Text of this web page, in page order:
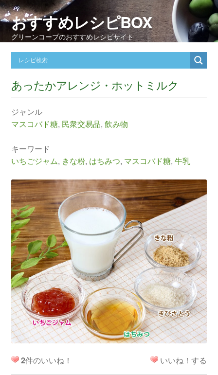
おすすめレシピBOX
グリーンコープのおすすめレシピサイト
あったかアレンジ・ホットミルク
ジャンル
マスコバド糖, 民衆交易品, 飲み物
キーワード
いちごジャム, きな粉, はちみつ, マスコバド糖, 牛乳
2件のいいね！ いいね！する